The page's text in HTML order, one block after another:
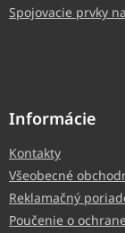
Spojovacie prvky
Informácie
Kontakty
Všeobecné
Reklamačný
Poučenie o